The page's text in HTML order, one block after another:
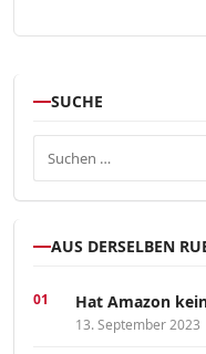
SUCHE
Suchen nach:
AUS DERSELBEN
Hat Amazon
13. September 2023